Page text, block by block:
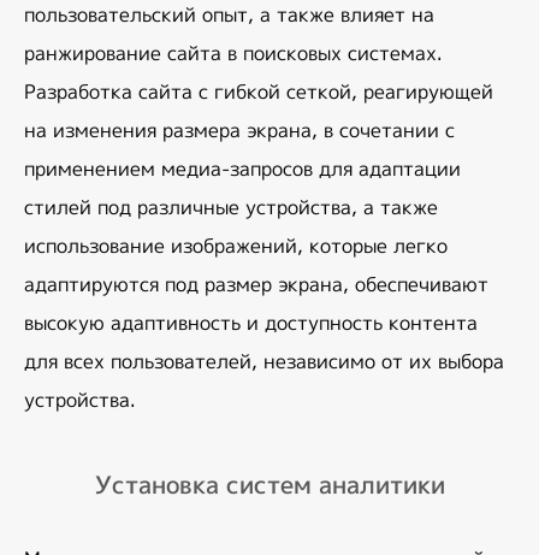
пользовательский опыт, а также влияет на
ранжирование сайта в поисковых системах.
Разработка сайта с гибкой сеткой, реагирующей
на изменения размера экрана, в сочетании с
применением медиа-запросов для адаптации
стилей под различные устройства, а также
использование изображений, которые легко
адаптируются под размер экрана, обеспечивают
высокую адаптивность и доступность контента
для всех пользователей, независимо от их выбора
устройства.
Установка систем аналитики